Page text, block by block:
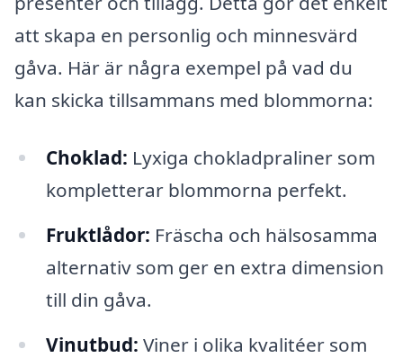
att skapa en personlig och minnesvärd
gåva. Här är några exempel på vad du
kan skicka tillsammans med blommorna:
Choklad: Lyxiga chokladpraliner som
kompletterar blommorna perfekt.
Fruktlådor: Fräscha och hälsosamma
alternativ som ger en extra dimension
till din gåva.
Vinutbud: Viner i olika kvalitéer som